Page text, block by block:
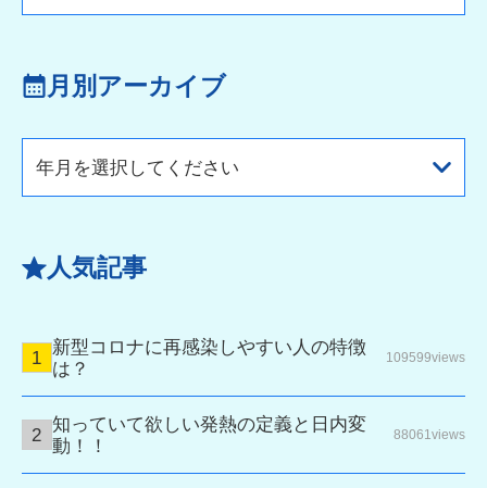
月別アーカイブ
年月を選択してください
人気記事
新型コロナに再感染しやすい人の特徴
は？
109599views
知っていて欲しい発熱の定義と日内変
動！！
88061views